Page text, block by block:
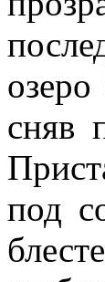
сняв
под